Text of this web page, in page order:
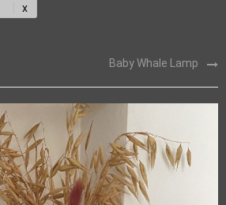
Baby Whale Lamp